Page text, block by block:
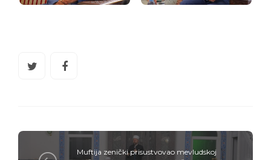
Muftija zenički prisustvovao mevludskoj